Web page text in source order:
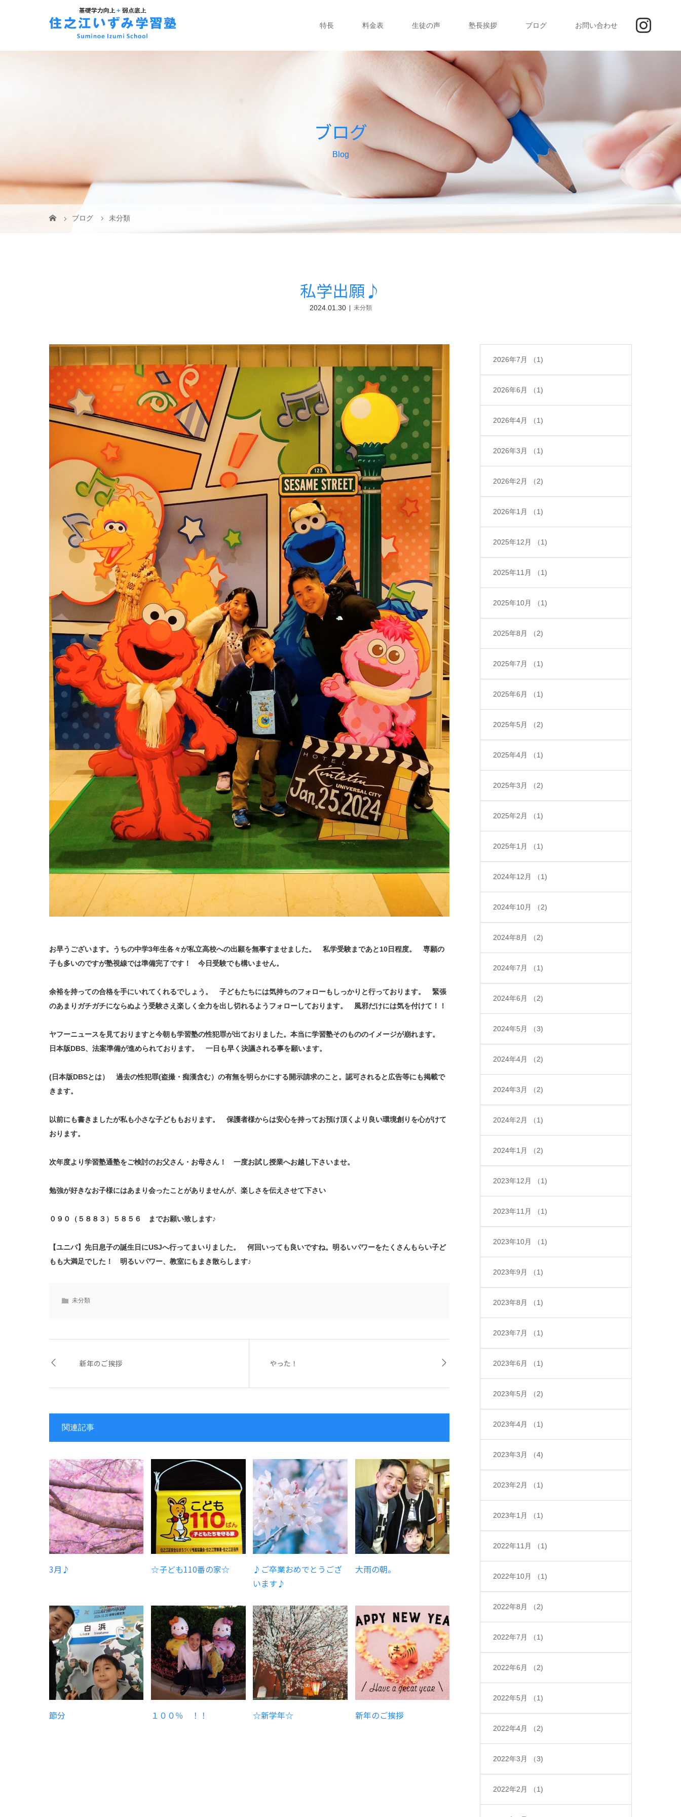
特長 料金表 生徒の声 塾長挨拶 ブログ お問い合わせ
ブログ
Blog
ブログ 未分類
私学出願♪
2024.01.30 未分類
お早うございます。うちの中学3年生各々が私立高校への出願を無事すませました。 私学受験まであと10日程度。 専願の
子も多いのですが塾視線では準備完了です！ 今日受験でも構いません。
余裕を持っての合格を手にいれてくれるでしょう。 子どもたちには気持ちのフォローもしっかりと行っております。 緊張
のあまりガチガチにならぬよう受験さえ楽しく全力を出し切れるようフォローしております。 風邪だけには気を付けて！！
ヤフーニュースを見ておりますと今朝も学習塾の性犯罪が出ておりました。本当に学習塾そのもののイメージが崩れます。
日本版DBS、法案準備が進められております。 一日も早く決議される事を願います。
(日本版DBSとは） 過去の性犯罪(盗撮・痴漢含む）の有無を明らかにする開示請求のこと。認可されると広告等にも掲載で
きます。
以前にも書きましたが私も小さな子どももおります。 保護者様からは安心を持ってお預け頂くより良い環境創りを心がけて
おります。
次年度より学習塾通塾をご検討のお父さん・お母さん！ 一度お試し授業へお越し下さいませ。
勉強が好きなお子様にはあまり会ったことがありませんが、楽しさを伝えさせて下さい
０９０（５８８３）５８５６ までお願い致します♪
【ユニバ】先日息子の誕生日にUSJへ行ってまいりました。 何回いっても良いですね。明るいパワーをたくさんもらい子ど
もも大満足でした！ 明るいパワー、教室にもまき散らします♪
未分類
新年のご挨拶 やった！
関連記事
3月♪ ☆子ども110番の家☆
♪ご卒業おめでとうござ
います♪
大雨の朝。
節分 １００％ ！！ ☆新学年☆ 新年のご挨拶
2026年7月 （1)
2026年6月 （1)
2026年4月 （1)
2026年3月 （1)
2026年2月 （2)
2026年1月 （1)
2025年12月 （1)
2025年11月 （1)
2025年10月 （1)
2025年8月 （2)
2025年7月 （1)
2025年6月 （1)
2025年5月 （2)
2025年4月 （1)
2025年3月 （2)
2025年2月 （1)
2025年1月 （1)
2024年12月 （1)
2024年10月 （2)
2024年8月 （2)
2024年7月 （1)
2024年6月 （2)
2024年5月 （3)
2024年4月 （2)
2024年3月 （2)
2024年2月 （1)
2024年1月 （2)
2023年12月 （1)
2023年11月 （1)
2023年10月 （1)
2023年9月 （1)
2023年8月 （1)
2023年7月 （1)
2023年6月 （1)
2023年5月 （2)
2023年4月 （1)
2023年3月 （4)
2023年2月 （1)
2023年1月 （1)
2022年11月 （1)
2022年10月 （1)
2022年8月 （2)
2022年7月 （1)
2022年6月 （2)
2022年5月 （1)
2022年4月 （2)
2022年3月 （3)
2022年2月 （1)